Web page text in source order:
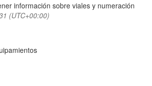
información sobre viales y numeración
(UTC+00:00)